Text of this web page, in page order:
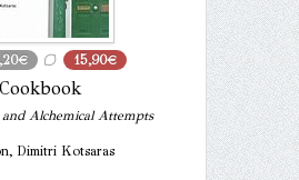
15,90€
and Alchemical Attempts
Dimitri Kotsaras